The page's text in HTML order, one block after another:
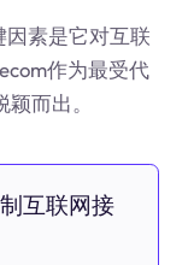
因素是它对互联
作为最受代
而出。
互联网接